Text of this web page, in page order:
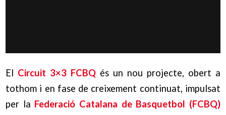
El Circuit 3×3 FCBQ és un nou projecte, obert a
tothom i en fase de creixement continuat, impulsat
per la Federació Catalana de Basquetbol (FCBQ)